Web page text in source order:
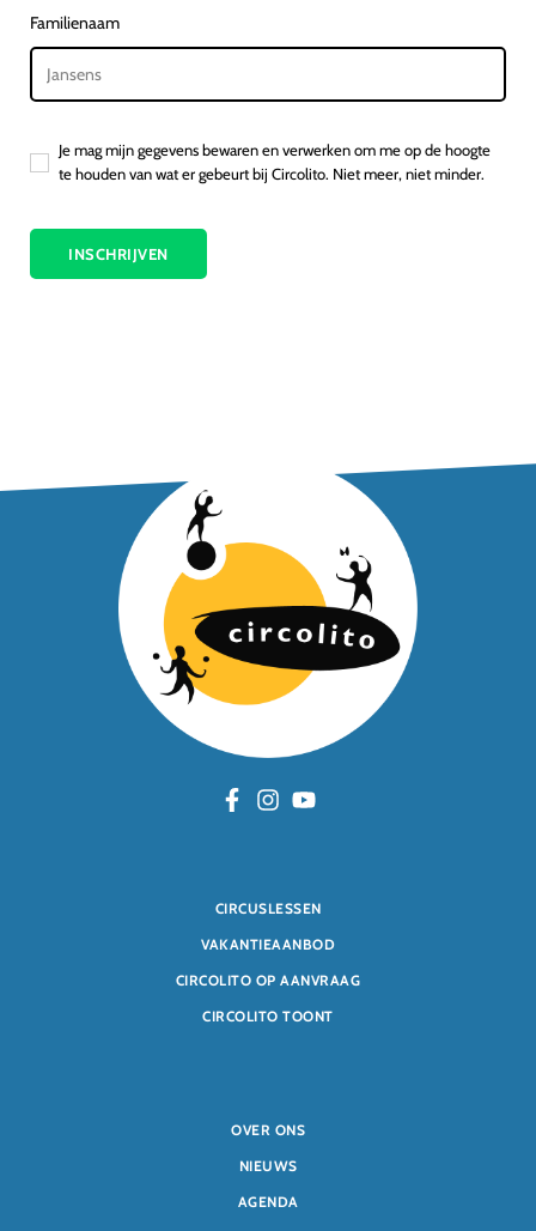
Familienaam
Je mag mijn gegevens bewaren en verwerken om me op de hoogte
te houden van wat er gebeurt bij Circolito. Niet meer, niet minder.
INSCHRIJVEN
CIRCUSLESSEN
VAKANTIEAANBOD
CIRCOLITO OP AANVRAAG
CIRCOLITO TOONT
OVER ONS
NIEUWS
AGENDA